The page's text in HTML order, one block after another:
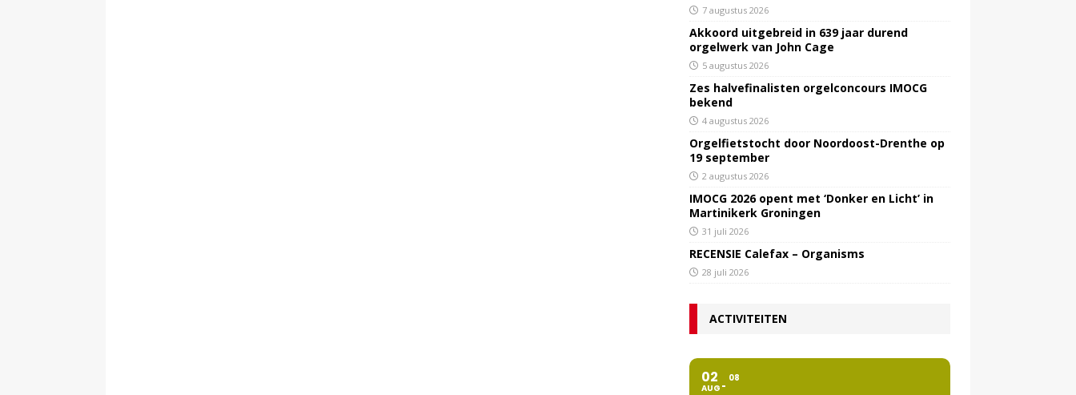
7 augustus 2026
Akkoord uitgebreid in 639 jaar durend
orgelwerk van John Cage
5 augustus 2026
Zes halvefinalisten orgelconcours IMOCG
bekend
4 augustus 2026
Orgelfietstocht door Noordoost-Drenthe op
19 september
2 augustus 2026
IMOCG 2026 opent met ‘Donker en Licht’ in
Martinikerk Groningen
31 juli 2026
RECENSIE Calefax – Organisms
28 juli 2026
ACTIVITEITEN
02
AUG
08